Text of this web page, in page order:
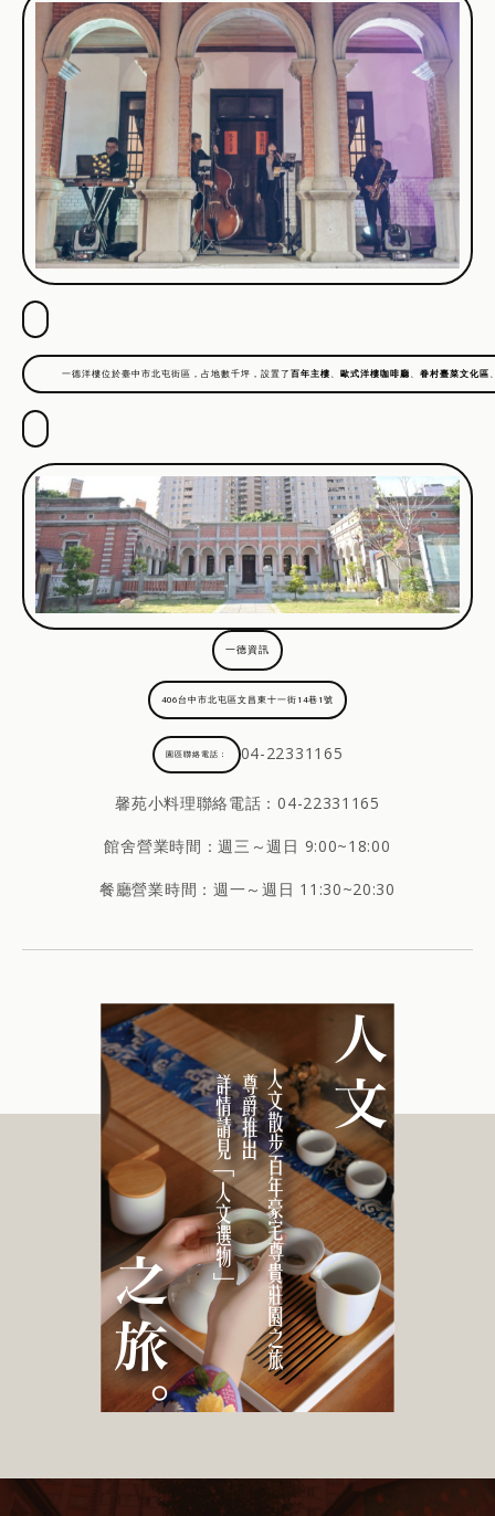
一德洋樓位於臺中市北屯街區，占地數千坪，設置了 百年主樓 、 歐式洋樓咖啡廳 、 眷村臺菜文化區
一德資訊
406台中市北屯區文昌東十一街14巷1號
園區聯絡電話： 04-22331165
馨苑小料理聯絡電話：04-22331165
館舍營業時間：週三～週日 9:00~18:00
餐廳營業時間：週一～週日 11:30~20:30